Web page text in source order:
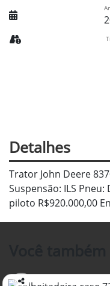
Detalhes
Trator John Deere
Suspensão: ILS
piloto R$920.000,00